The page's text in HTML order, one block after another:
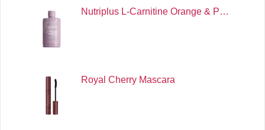
Nutriplus L-Carnitine Orange & P…
Royal Cherry Mascara